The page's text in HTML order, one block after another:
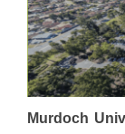
Murdoch